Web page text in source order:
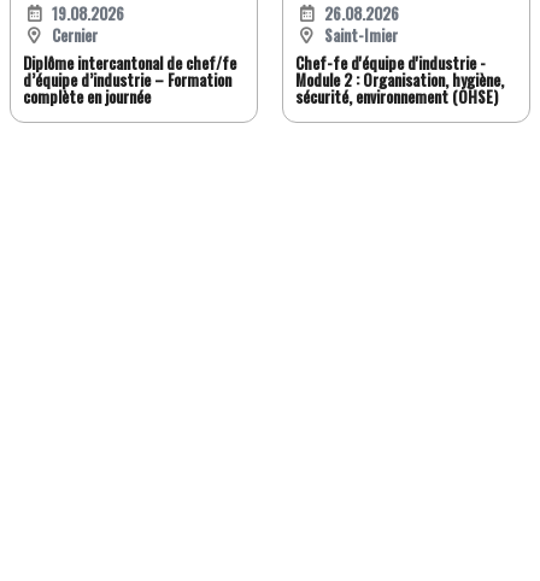
19.08.2026
Cernier
Diplôme intercantonal de chef/fe
d’équipe d’industrie – Formation
complète en journée
26.08.2026
Saint-Imier
Chef-fe d'équipe d'industrie -
Module 2 : Organisation, hygiène,
sécurité, environnement (OHSE)